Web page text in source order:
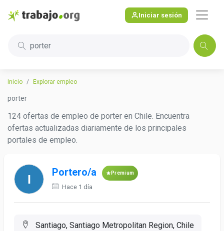
Iniciar sesión
porter
Inicio Explorar empleo
porter
124 ofertas de empleo de porter en Chile. Encuentra
ofertas actualizadas diariamente de los principales
portales de empleo.
Portero/a Premium
Hace 1 día
Santiago, Santiago Metropolitan Region, Chile